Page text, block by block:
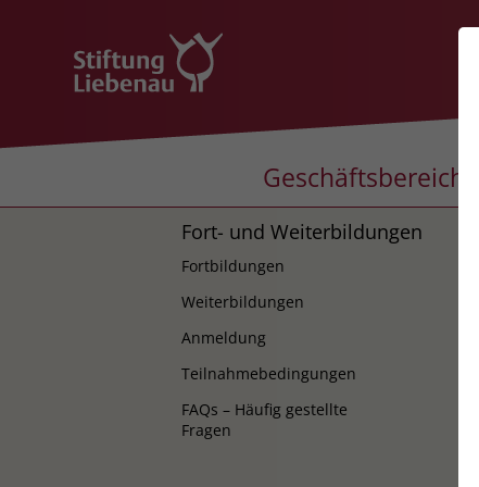
Geschäftsbereiche
Fort- und Weiterbildungen
Fortbildungen
Weiterbildungen
Anmeldung
Teilnahmebedingungen
FAQs – Häufig gestellte
Fragen